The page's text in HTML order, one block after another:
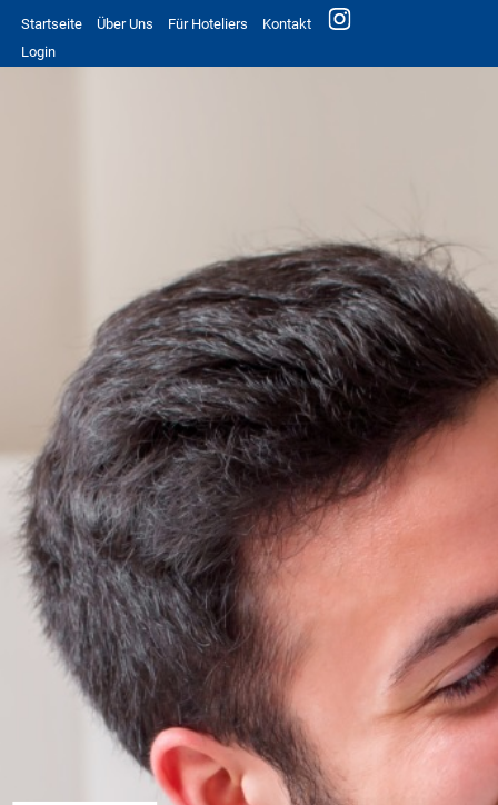
Startseite Über Uns Für Hoteliers
Kontakt
Login